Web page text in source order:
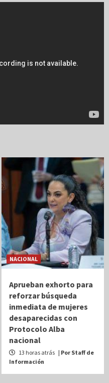
NACIONAL
Aprueban exhorto para
reforzar búsqueda
inmediata de mujeres
desaparecidas con
Protocolo Alba
nacional
13 horas atrás | Por Staff de
Información